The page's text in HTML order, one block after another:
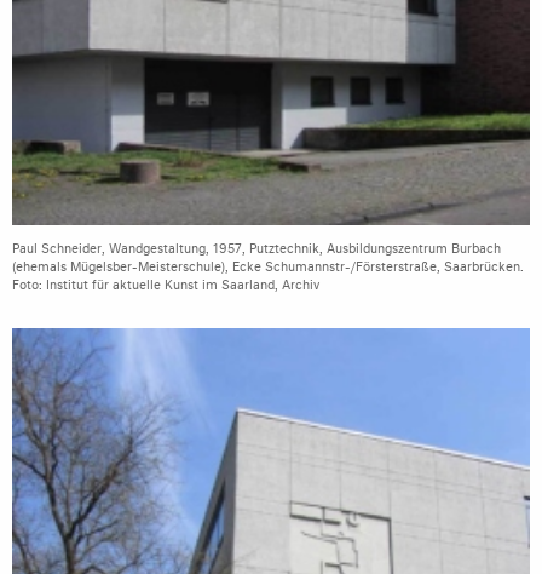
Paul Schneider, Wandgestaltung, 1957, Putztechnik, Ausbildungszentrum Burbach
(ehemals Mügelsber-Meisterschule), Ecke Schumannstr-/Försterstraße, Saarbrücken.
Foto: Institut für aktuelle Kunst im Saarland, Archiv